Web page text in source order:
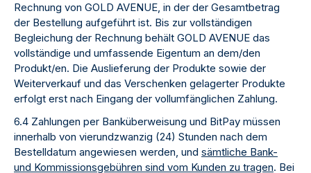
Rechnung von GOLD AVENUE, in der der Gesamtbetrag
der Bestellung aufgeführt ist. Bis zur vollständigen
Begleichung der Rechnung behält GOLD AVENUE das
vollständige und umfassende Eigentum an dem/den
Produkt/en. Die Auslieferung der Produkte sowie der
Weiterverkauf und das Verschenken gelagerter Produkte
erfolgt erst nach Eingang der vollumfänglichen Zahlung.
6.4 Zahlungen per Banküberweisung und BitPay müssen
innerhalb von vierundzwanzig (24) Stunden nach dem
Bestelldatum angewiesen werden, und sämtliche Bank-
und Kommissionsgebühren sind vom Kunden zu tragen. Bei